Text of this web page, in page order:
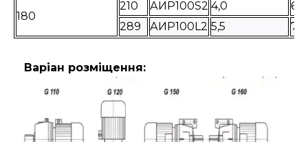
180
210 АИР100S2 4,0
68
289
АИР100L2 5,5 72
Варіан розміщення: